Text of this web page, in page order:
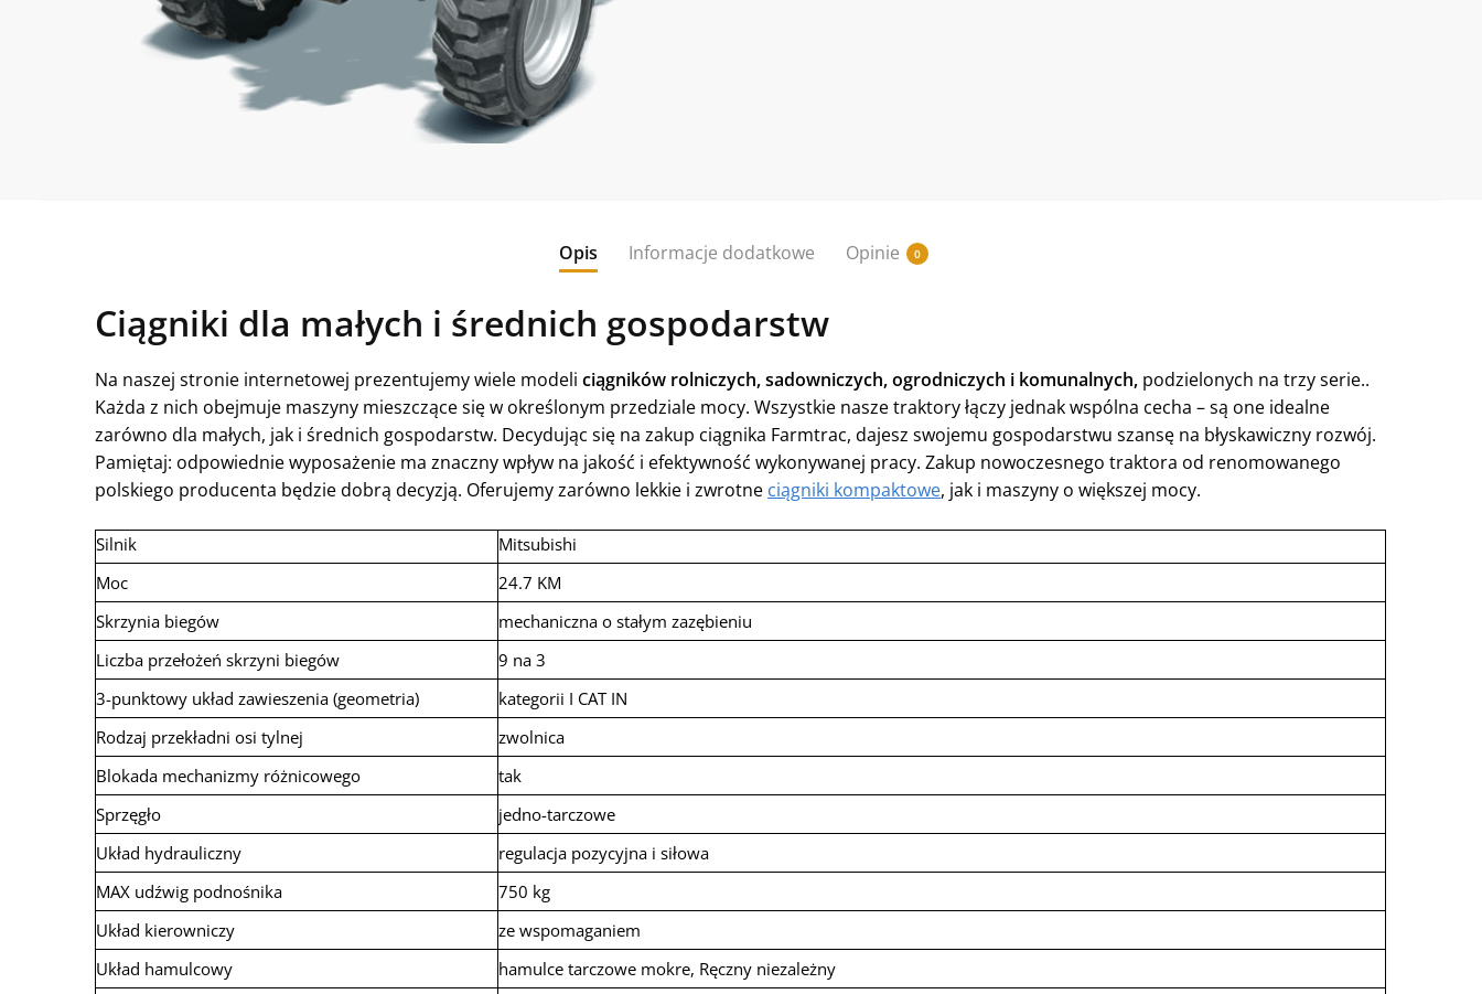
Opis Informacje dodatkowe Opinie 0
Ciągniki dla małych i średnich gospodarstw
Na naszej stronie internetowej prezentujemy wiele modeli ciągników rolniczych, sadowniczych, ogrodniczych i komunalnych, podzielonych na trzy serie..
Każda z nich obejmuje maszyny mieszczące się w określonym przedziale mocy. Wszystkie nasze traktory łączy jednak wspólna cecha – są one idealne
zarówno dla małych, jak i średnich gospodarstw. Decydując się na zakup ciągnika Farmtrac, dajesz swojemu gospodarstwu szansę na błyskawiczny rozwój.
Pamiętaj: odpowiednie wyposażenie ma znaczny wpływ na jakość i efektywność wykonywanej pracy. Zakup nowoczesnego traktora od renomowanego
polskiego producenta będzie dobrą decyzją. Oferujemy zarówno lekkie i zwrotne ciągniki kompaktowe, jak i maszyny o większej mocy.
Silnik
Mitsubishi
Moc
24.7 KM
Skrzynia biegów
mechaniczna o stałym zazębieniu
Liczba przełożeń skrzyni biegów
9 na 3
3-punktowy układ zawieszenia (geometria)
kategorii I CAT IN
Rodzaj przekładni osi tylnej
zwolnica
Blokada mechanizmy różnicowego
tak
Sprzęgło
jedno-tarczowe
Układ hydrauliczny
regulacja pozycyjna i siłowa
MAX udźwig podnośnika
750 kg
Układ kierowniczy
ze wspomaganiem
Układ hamulcowy
hamulce tarczowe mokre, Ręczny niezależny